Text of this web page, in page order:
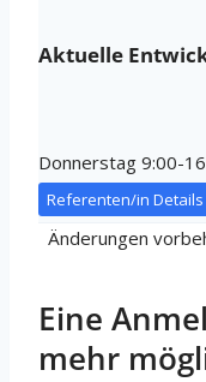
Aktuelle
Donnerstag 9:00-
Referenten/in Details
Änderungen
Eine
mehr